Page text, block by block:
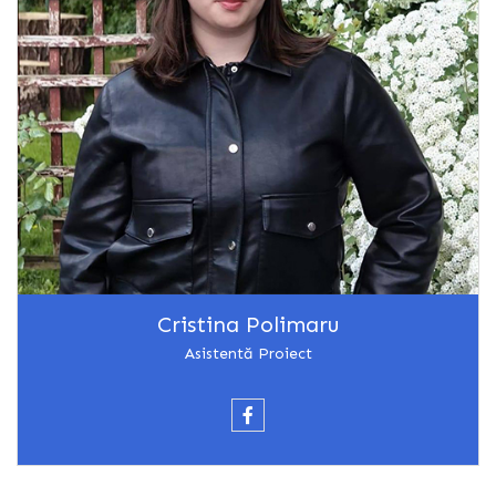
Cristina Polimaru
Asistentă Proiect